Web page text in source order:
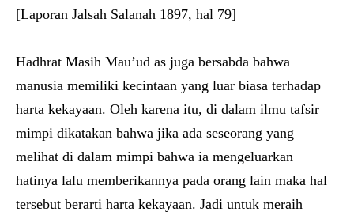
[Laporan Jalsah Salanah 1897, hal 79]
Hadhrat Masih Mau’ud as juga bersabda bahwa
manusia memiliki kecintaan yang luar biasa terhadap
harta kekayaan. Oleh karena itu, di dalam ilmu tafsir
mimpi dikatakan bahwa jika ada seseorang yang
melihat di dalam mimpi bahwa ia mengeluarkan
hatinya lalu memberikannya pada orang lain maka hal
tersebut berarti harta kekayaan. Jadi untuk meraih